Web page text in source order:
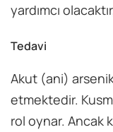
yardımcı
Tedavi
Akut (ani)
etmektedir.
rol oynar. Ancak